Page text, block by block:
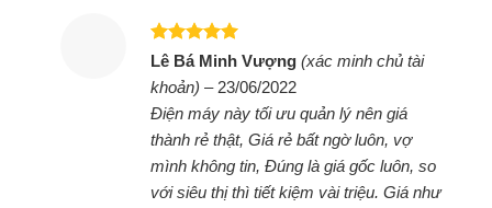
Bếp đôi điện từ hồng ngoại
Sunhouse SHB9100 Mama
Được xếp
sao
Lê Bá Minh Vượng(xác minh chủ tài
khoản) – 23/06/2022
Điện máy này tối ưu quản lý nên giá
thành rẻ thật, Giá rẻ bất ngờ luôn, vợ
mình không tin, Đúng là giá gốc luôn, so
với siêu thị thì tiết kiệm vài triệu. Giá như